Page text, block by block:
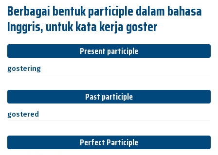
Berbagai bentuk participle dalam bahasa
Inggris, untuk kata kerja goster
Present participle
gostering
Past participle
gostered
Perfect Participle